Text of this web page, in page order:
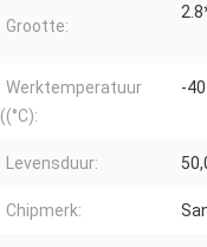
Grootte:
Werktemperatuur
((°C):
-
Levensduur:
Chipmerk: